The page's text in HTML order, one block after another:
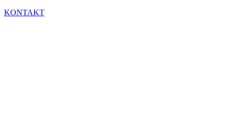
KONTAKT